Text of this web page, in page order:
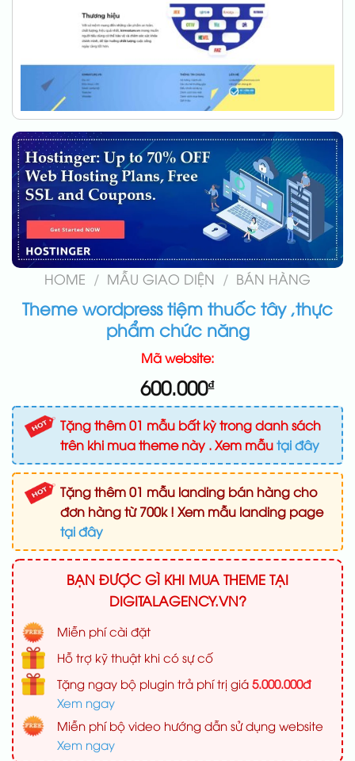
HOME / MẪU GIAO DIỆN / BÁN HÀNG
Theme wordpress tiệm thuốc tây ,thực
phẩm chức năng
Mã website:
600.000₫
Tặng thêm 01 mẫu bất kỳ trong danh sách
trên khi mua theme này . Xem mẫutại đây
Tặng thêm 01 mẫu landing bán hàng cho
đơn hàng từ 700k ! Xem mẫu landing page
tại đây
BẠN ĐƯỢC GÌ KHI MUA THEME TẠI
DIGITALAGENCY.VN?
Miễn phí cài đặt
Hỗ trợ kỹ thuật khi có sự cố
Tặng ngay bộ plugin trả phí trị giá 5.000.000đ
Xem ngay
Miễn phí bộ video hướng dẫn sử dụng website
Xem ngay